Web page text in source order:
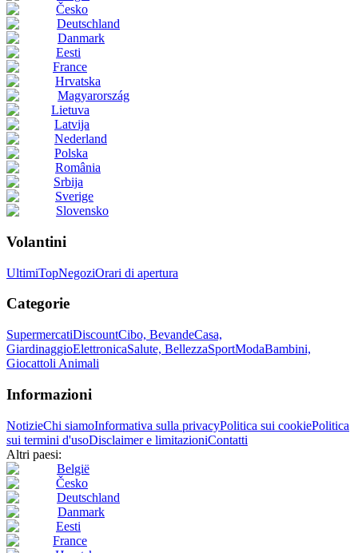
Česko
Deutschland
Danmark
Eesti
France
Hrvatska
Magyarország
Lietuva
Latvija
Nederland
Polska
România
Srbija
Sverige
Slovensko
Volantini
UltimiTopNegoziOrari di apertura
Categorie
SupermercatiDiscountCibo, BevandeCasa,
GiardinaggioElettronicaSalute, BellezzaSportModaBambini,
Giocattoli Animali
Informazioni
NotizieChi siamoInformativa sulla privacyPolitica sui cookiePolitica
sui termini d'usoDisclaimer e limitazioniContatti
Altri paesi:
België
Česko
Deutschland
Danmark
Eesti
France